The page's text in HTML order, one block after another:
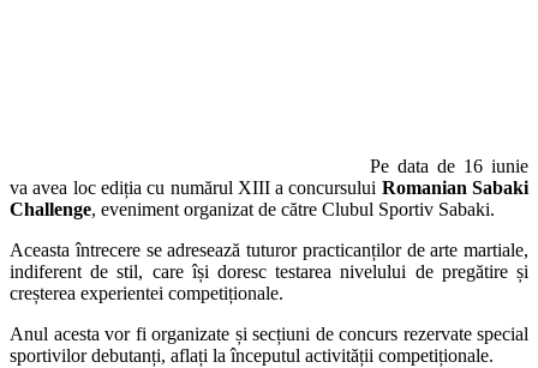
Pe data de 16 iunie
va avea loc ediția cu numărul XIII a concursului Romanian Sabaki
Challenge, eveniment organizat de către Clubul Sportiv Sabaki.
Aceasta întrecere se adresează tuturor practicanților de arte martiale,
indiferent de stil, care își doresc testarea nivelului de pregătire și
creșterea experientei competiționale.
Anul acesta vor fi organizate și secțiuni de concurs rezervate special
sportivilor debutanți, aflați la începutul activității competiționale.